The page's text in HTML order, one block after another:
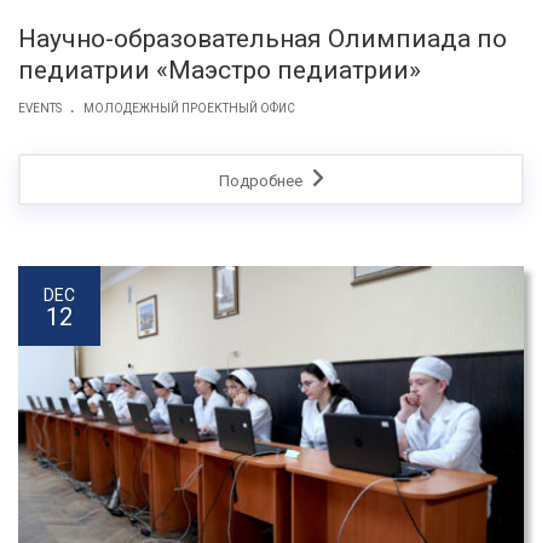
Научно-образовательная Олимпиада по
педиатрии «Маэстро педиатрии»
EVENTS . МОЛОДЕЖНЫЙ ПРОЕКТНЫЙ ОФИС
Подробнее
DEC
12